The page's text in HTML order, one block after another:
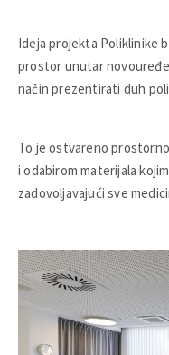
Ideja projekta Poliklinike
prostor unutar
način prezentirati duh
To je ostvareno
i odabirom materijala
zadovoljavajući sve